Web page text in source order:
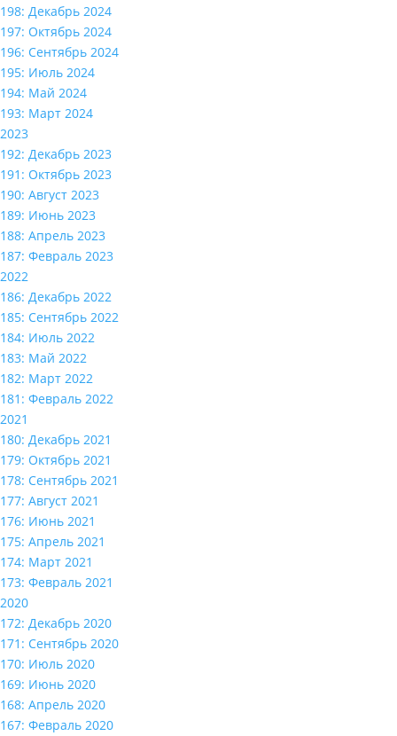
198: Декабрь 2024
197: Октябрь 2024
196: Сентябрь 2024
195: Июль 2024
194: Май 2024
193: Март 2024
2023
192: Декабрь 2023
191: Октябрь 2023
190: Август 2023
189: Июнь 2023
188: Апрель 2023
187: Февраль 2023
2022
186: Декабрь 2022
185: Сентябрь 2022
184: Июль 2022
183: Май 2022
182: Март 2022
181: Февраль 2022
2021
180: Декабрь 2021
179: Октябрь 2021
178: Сентябрь 2021
177: Август 2021
176: Июнь 2021
175: Апрель 2021
174: Март 2021
173: Февраль 2021
2020
172: Декабрь 2020
171: Сентябрь 2020
170: Июль 2020
169: Июнь 2020
168: Апрель 2020
167: Февраль 2020